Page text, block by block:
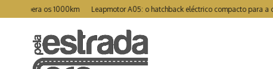
Ir para o conteúdo
os 1000km Leapmotor A05: o hatchback eléctrico compacto para a cidade